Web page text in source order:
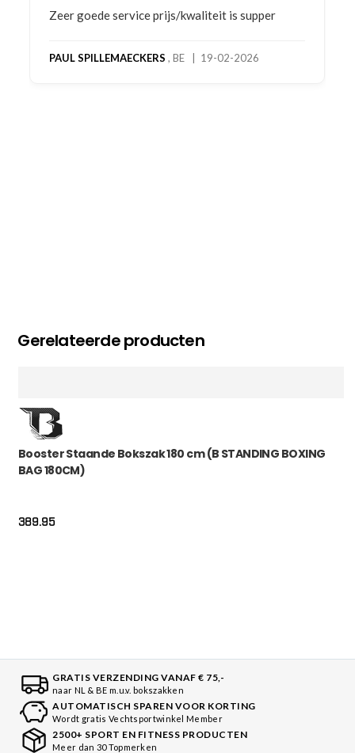
Bestelling gedaan vanwege goede prijzen en
bestelling al ontvangen met gifts, waardoor je
Gerelateerde producten
Booster Staande Bokszak 180 cm (B STANDING BOXING
BAG 180CM)
389.95
GRATIS VERZENDING VANAF € 75,-
naar NL & BE m.u.v. bokszakken
AUTOMATISCH SPAREN VOOR KORTING
Wordt gratis Vechtsportwinkel Member
2500+ SPORT EN FITNESS PRODUCTEN
Meer dan 30 Topmerken